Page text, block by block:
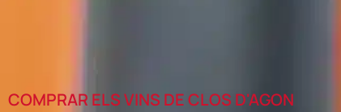
COMPRAR ELS VINS DE CLOS D'AGON